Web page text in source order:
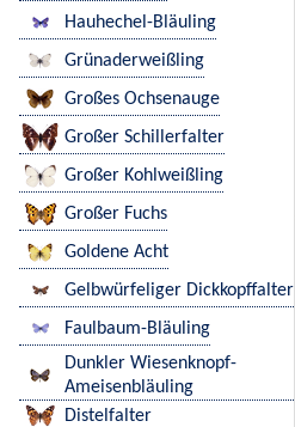
Hauhechel-Bläuling
Grünaderweißling
Großes Ochsenauge
Großer Schillerfalter
Großer Kohlweißling
Großer Fuchs
Goldene Acht
Gelbwürfeliger Dickkopffalter
Faulbaum-Bläuling
Dunkler Wiesenknopf-
Ameisenbläuling
Distelfalter